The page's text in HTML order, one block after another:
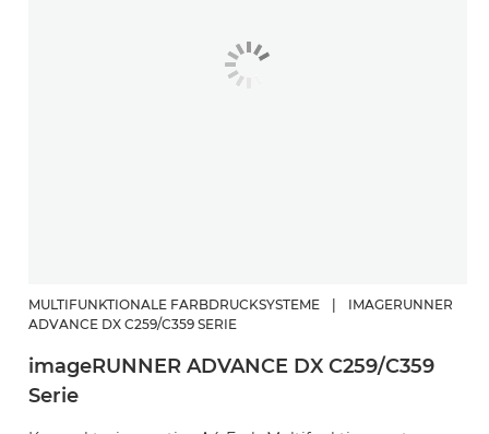
MULTIFUNKTIONALE FARBDRUCKSYSTEME
IMAGERUNNER
ADVANCE DX C259/C359 SERIE
imageRUNNER ADVANCE DX C259/C359
Serie